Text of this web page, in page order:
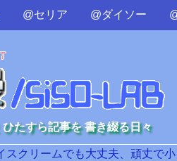
@セリア @ダイソー
たすら記事を 書き綴る日々
スクリームでも大丈夫、頑丈で